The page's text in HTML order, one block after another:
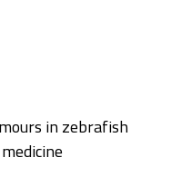
in zebrafish